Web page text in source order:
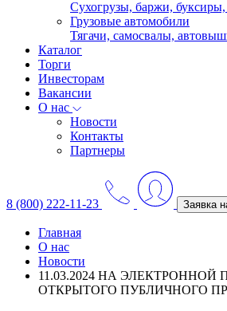
Сухогрузы, баржи,
Грузовые автомобили
Тягачи, самосвалы,
Каталог
Торги
Инвесторам
Вакансии
О нас
Новости
Контакты
Партнеры
8 (800) 222-11-23 Заявка
Главная
О нас
Новости
11.03.2024 НА
ОТКРЫТОГО ПУБЛИЧНОГО